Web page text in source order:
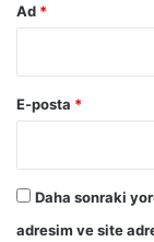
Ad *
E-posta *
Daha sonraki
adresim ve site